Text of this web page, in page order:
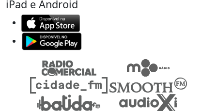
iPad e Android